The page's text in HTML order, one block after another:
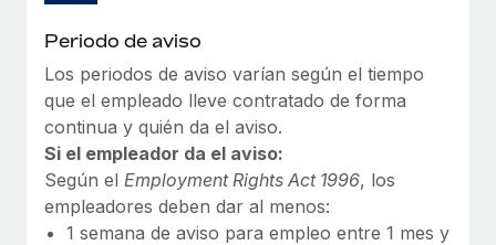
Prestaciones
complicaciones.
Más información
Pento se convierte en un empleador equitativo
con Remote
Gestionar las nóminas internamente es complicado. Tardas
semanas en hacerlo manualmente y, al mes...
Periodo de aviso
Los periodos de aviso varían según el tiempo
que el empleado lleve contratado de forma
continua y quién da el aviso.
Si el empleador da el aviso:
Según el Employment Rights Act 1996, los
empleadores deben dar al menos:
1 semana de aviso para empleo entre 1 mes y